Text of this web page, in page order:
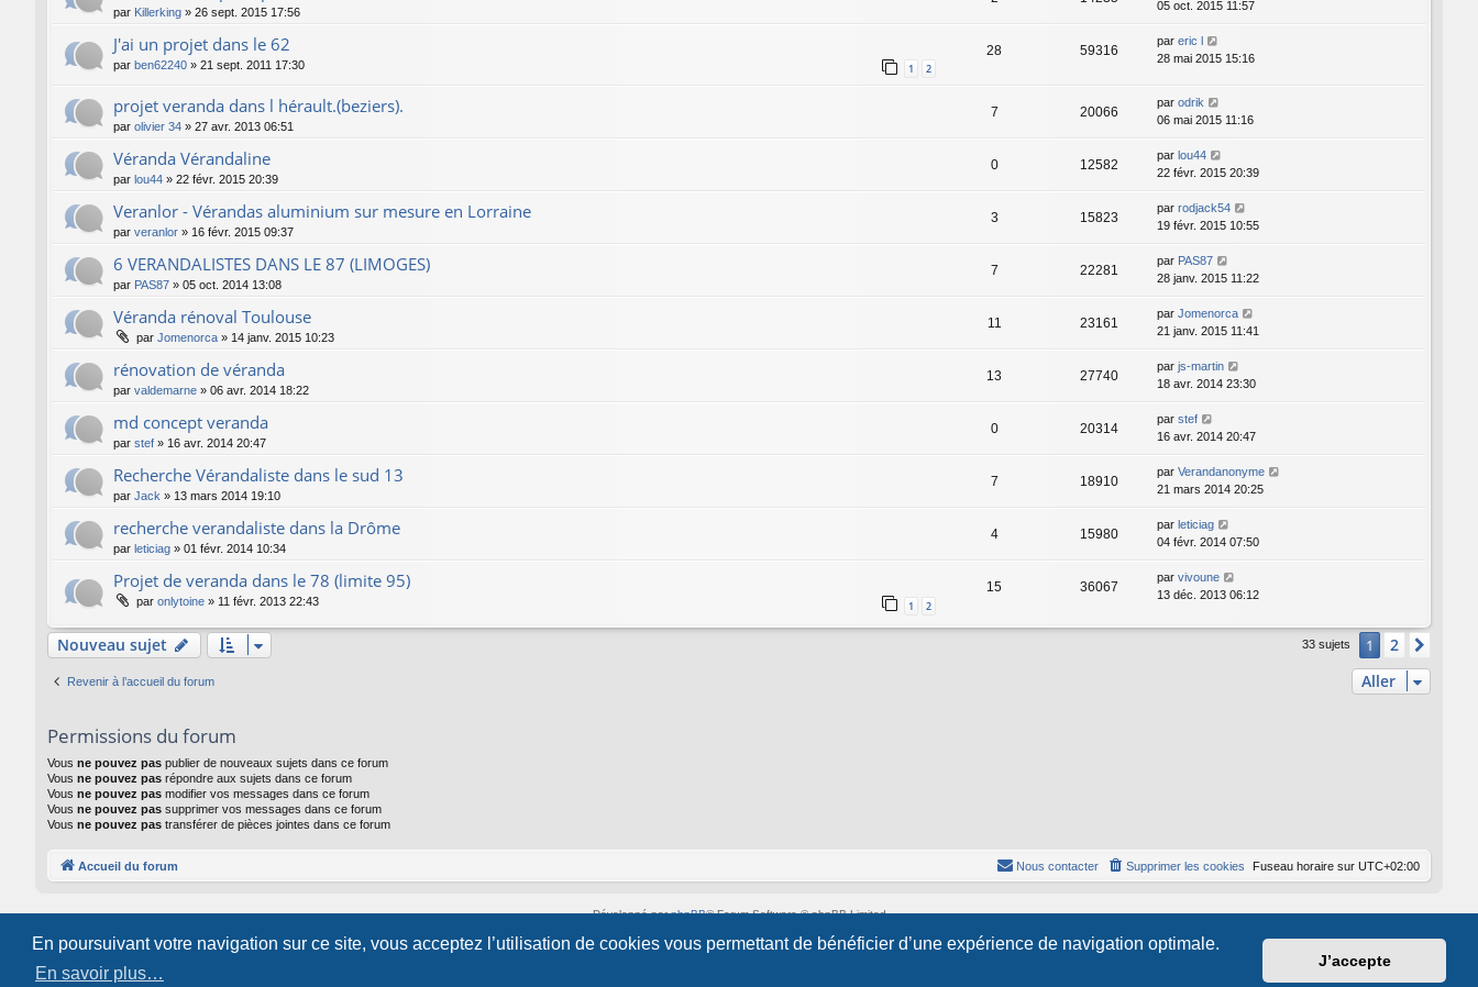
En poursuivant votre navigation sur ce site, vous acceptez l’utilisation de cookies vous permettant de bénéficier d’une expérience de navigation optimale.
En savoir plus…
J’accepte
par Killerking » 26 sept. 2015 17:56
05 oct. 2015 11:57
J'ai un projet dans le 62
par ben62240 » 21 sept. 2011 17:30 1 2
28 59316
par eric l
28 mai 2015 15:16
projet veranda dans l hérault.(beziers).
par olivier 34 » 27 avr. 2013 06:51
7 20066
par odrik
06 mai 2015 11:16
Véranda Vérandaline
par lou44 » 22 févr. 2015 20:39
0 12582
par lou44
22 févr. 2015 20:39
Veranlor - Vérandas aluminium sur mesure en Lorraine
par veranlor » 16 févr. 2015 09:37
3 15823
par rodjack54
19 févr. 2015 10:55
6 VERANDALISTES DANS LE 87 (LIMOGES)
par PAS87 » 05 oct. 2014 13:08
7 22281
par PAS87
28 janv. 2015 11:22
Véranda rénoval Toulouse
par Jomenorca » 14 janv. 2015 10:23
11 23161
par Jomenorca
21 janv. 2015 11:41
rénovation de véranda
par valdemarne » 06 avr. 2014 18:22
13 27740
par js-martin
18 avr. 2014 23:30
md concept veranda
par stef » 16 avr. 2014 20:47
0 20314
par stef
16 avr. 2014 20:47
Recherche Vérandaliste dans le sud 13
par Jack » 13 mars 2014 19:10
7 18910
par Verandanonyme
21 mars 2014 20:25
recherche verandaliste dans la Drôme
par leticiag » 01 févr. 2014 10:34
4 15980
par leticiag
04 févr. 2014 07:50
Projet de veranda dans le 78 (limite 95)
par onlytoine » 11 févr. 2013 22:43 1 2
15 36067
par vivoune
13 déc. 2013 06:12
Nouveau sujet 33 sujets 1 2
Revenir à l’accueil du forum Aller
Permissions du forum
Vous ne pouvez pas publier de nouveaux sujets dans ce forum
Vous ne pouvez pas répondre aux sujets dans ce forum
Vous ne pouvez pas modifier vos messages dans ce forum
Vous ne pouvez pas supprimer vos messages dans ce forum
Vous ne pouvez pas transférer de pièces jointes dans ce forum
Accueil du forum Fuseau horaire sur UTC+02:00
Supprimer les cookies
Nous contacter
Développé parphpBB® Forum Software © phpBB Limited
Traduction française officielle© Qiaeru